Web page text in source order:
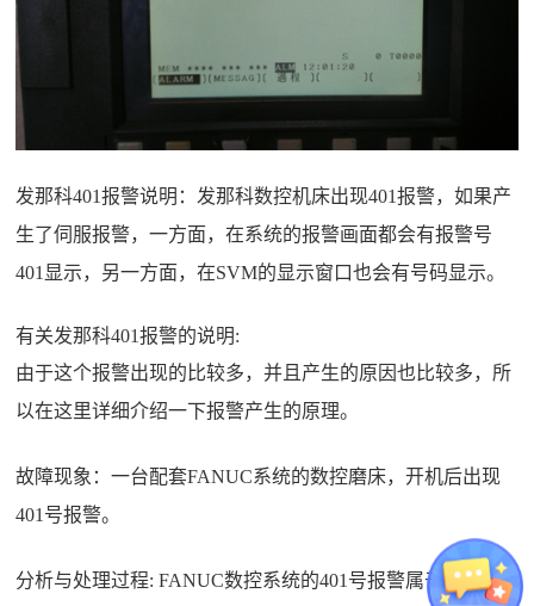
发那科401报警说明：发那科数控机床出现401报警，如果产
生了伺服报警，一方面，在系统的报警画面都会有报警号
401显示，另一方面，在SVM的显示窗口也会有号码显示。
有关发那科401报警的说明:
由于这个报警出现的比较多，并且产生的原因也比较多，所
以在这里详细介绍一下报警产生的原理。
故障现象：一台配套FANUC系统的数控磨床，开机后出现
401号报警。
分析与处理过程: FANUC数控系统的401号报警属于数字伺